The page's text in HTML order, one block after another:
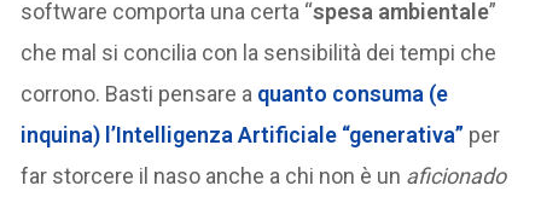
software comporta una certa “spesa ambientale”
che mal si concilia con la sensibilità dei tempi che
corrono. Basti pensare a quanto consuma (e
inquina) l’Intelligenza Artificiale “generativa” per
far storcere il naso anche a chi non è un aficionado